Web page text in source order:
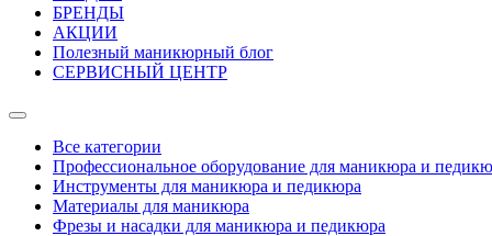
БРЕНДЫ
АКЦИИ
Полезный маникюрный блог
СЕРВИСНЫЙ ЦЕНТР
Все категории
Профессиональное оборудование для маникюра и
Инструменты для маникюра и педикюра
Материалы для маникюра
Фрезы и насадки для маникюра и педикюра